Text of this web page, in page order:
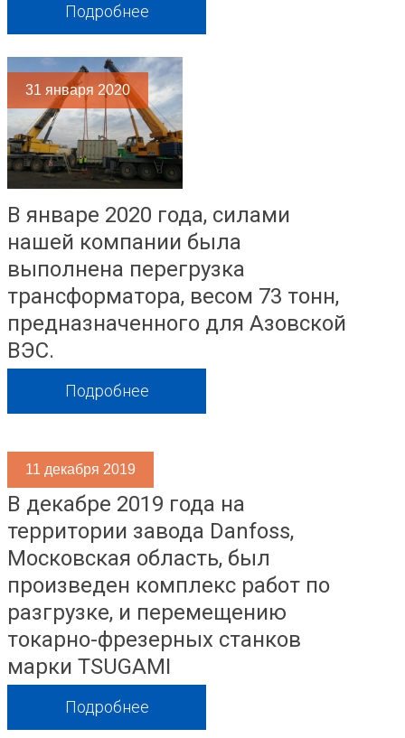
Подробнее
31 января 2020
В январе 2020 года, силами
нашей компании была
выполнена перегрузка
трансформатора, весом 73 тонн,
предназначенного для Азовской
ВЭС.
Подробнее
11 декабря 2019
В декабре 2019 года на
территории завода Danfoss,
Московская область, был
произведен комплекс работ по
разгрузке, и перемещению
токарно-фрезерных станков
марки TSUGAMI
Подробнее